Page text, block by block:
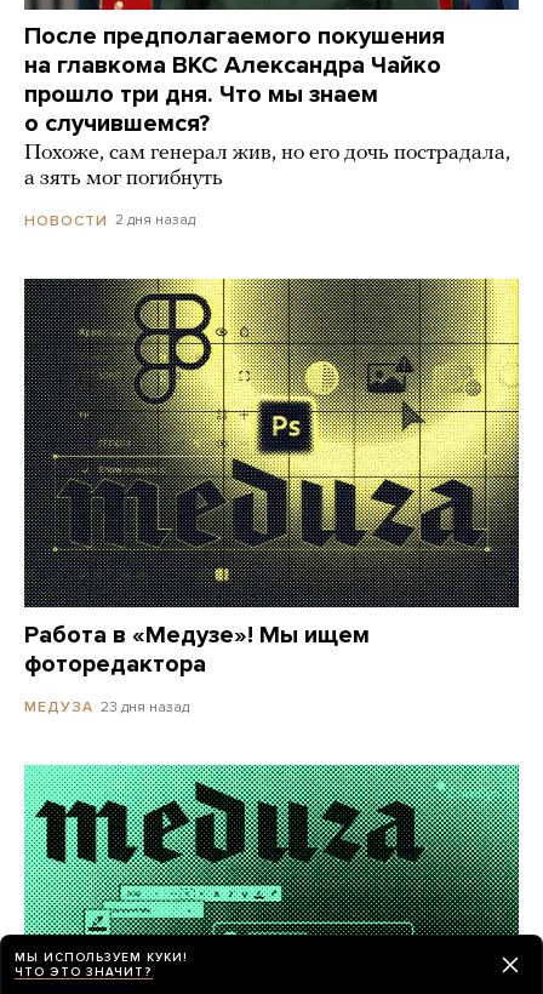
После предполагаемого покушения
на главкома ВКС Александра Чайко
прошло три дня. Что мы знаем
о случившемся?
Похоже, сам генерал жив, но его дочь пострадала,
а зять мог погибнуть
НОВОСТИ 2 дня назад
Работа в «Медузе»! Мы ищем
фоторедактора
МЕДУЗА 23 дня назад
МЫ ИСПОЛЬЗУЕМ КУКИ!
ЧТО ЭТО ЗНАЧИТ?